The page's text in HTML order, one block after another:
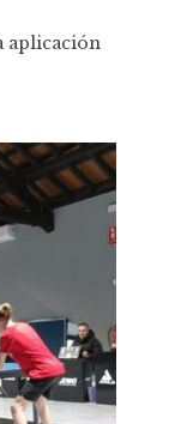
aplicación